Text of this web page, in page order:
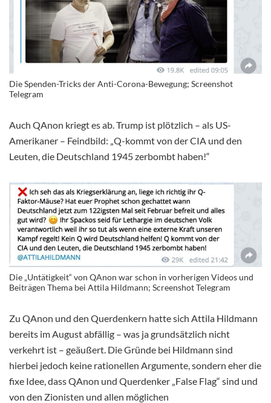
Die Spenden-Tricks der Anti-Corona-Bewegung; Screenshot
Telegram
Auch QAnon kriegt es ab. Trump ist plötzlich – als US-
Amerikaner – Feindbild: „Q-kommt von der CIA und den
Leuten, die Deutschland 1945 zerbombt haben!“
Die „Untätigkeit“ von QAnon war schon in vorherigen Videos und
Beiträgen Thema bei Attila Hildmann; Screenshot Telegram
Zu QAnon und den Querdenkern hatte sich Attila Hildmann
bereits im August abfällig – was ja grundsätzlich nicht
verkehrt ist – geäußert. Die Gründe bei Hildmann sind
hierbei jedoch keine rationellen Argumente, sondern eher die
fixe Idee, dass QAnon und Querdenker „False Flag“ sind und
von den Zionisten und allen möglichen